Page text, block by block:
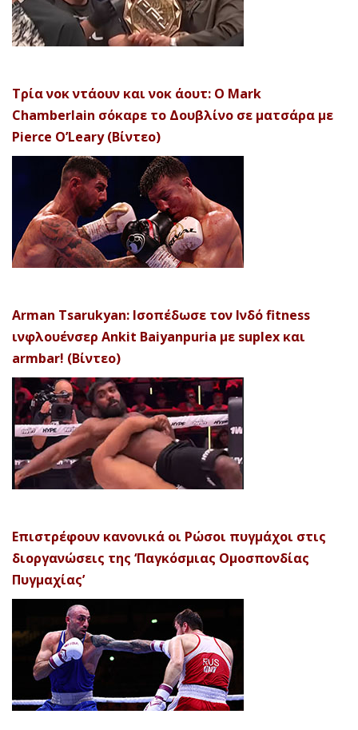
Τρία νοκ ντάουν και νοκ άουτ: Ο Mark
Chamberlain σόκαρε το Δουβλίνο σε ματσάρα με
Pierce O’Leary (Βίντεο)
Arman Tsarukyan: Ισοπέδωσε τον Ινδό fitness
ινφλουένσερ Ankit Baiyanpuria με suplex και
armbar! (Βίντεο)
Επιστρέφουν κανονικά οι Ρώσοι πυγμάχοι στις
διοργανώσεις της ‘Παγκόσμιας Ομοσπονδίας
Πυγμαχίας’